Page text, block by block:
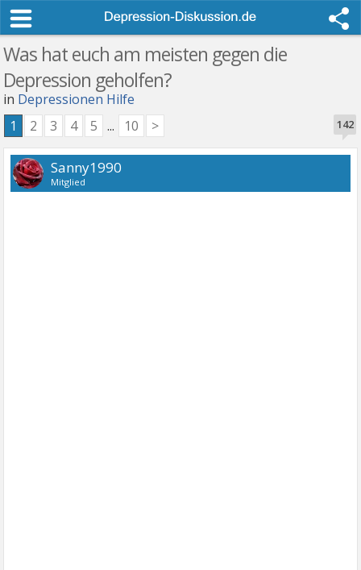
Was hat euch am meisten gegen die
Depression geholfen?
in Depressionen Hilfe
142
1 2 3 4 5 ... 10 >
Sanny1990
Mitglied